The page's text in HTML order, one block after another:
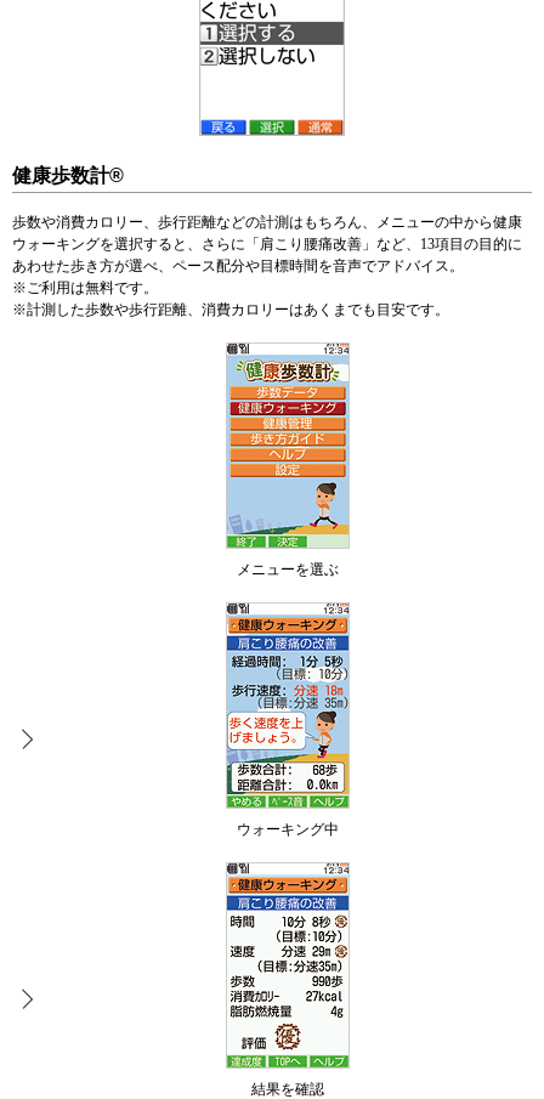
健康歩数計®
歩数や消費カロリー、歩行距離などの計測はもちろん、メニューの中から健康
ウォーキングを選択すると、さらに「肩こり腰痛改善」など、13項目の目的に
あわせた歩き方が選べ、ペース配分や目標時間を音声でアドバイス。
※ご利用は無料です。
※計測した歩数や歩行距離、消費カロリーはあくまでも目安です。
メニューを選ぶ
ウォーキング中
結果を確認